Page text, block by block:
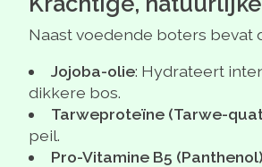
Naast voedende boters bevat
Jojoba-olie: Hydrateert
dikkere bos.
Tarweproteïne (Tarwe-
peil.
Pro-Vitamine B5 (Panthenol)